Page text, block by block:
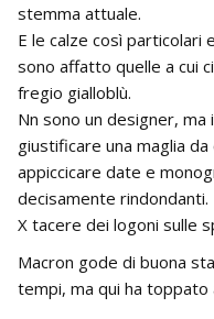
stemma attuale.
E le calze così
sono affatto quelle a cui
fregio gialloblù.
Nn sono un designer,
giustificare una maglia
appiccicare date e
decisamente rindondanti.
X tacere dei logoni sulle
Macron gode di buona
tempi, ma qui ha toppato